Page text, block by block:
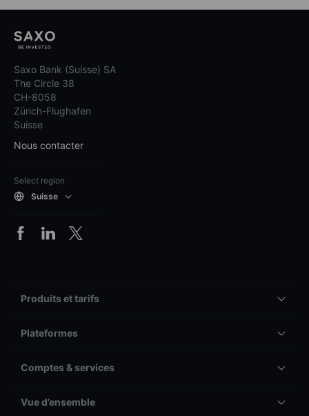
Saxo Bank (Suisse) SA
The Circle 38
CH-8058
Zürich-Flughafen
Suisse
Nous contacter
Select region
Suisse
Produits et tarifs
Plateformes
Comptes & services
Vue d’ensemble